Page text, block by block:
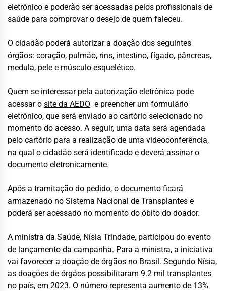
eletrônico e poderão ser acessadas pelos profissionais de
saúde para comprovar o desejo de quem faleceu.
O cidadão poderá autorizar a doação dos seguintes
órgãos: coração, pulmão, rins, intestino, fígado, pâncreas,
medula, pele e músculo esquelético.
Quem se interessar pela autorização eletrônica pode
acessar o site da AEDO e preencher um formulário
eletrônico, que será enviado ao cartório selecionado no
momento do acesso. A seguir, uma data será agendada
pelo cartório para a realização de uma videoconferência,
na qual o cidadão será identificado e deverá assinar o
documento eletronicamente.
Após a tramitação do pedido, o documento ficará
armazenado no Sistema Nacional de Transplantes e
poderá ser acessado no momento do óbito do doador.
A ministra da Saúde, Nísia Trindade, participou do evento
de lançamento da campanha. Para a ministra, a iniciativa
vai favorecer a doação de órgãos no Brasil. Segundo Nísia,
as doações de órgãos possibilitaram 9.2 mil transplantes
no país, em 2023. O número representa aumento de 13%